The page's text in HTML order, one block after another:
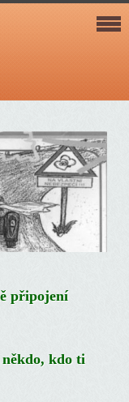
připojení
někdo, kdo ti